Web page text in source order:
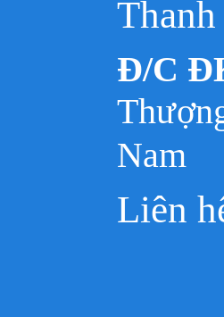
Đ/C
Nam
Liên